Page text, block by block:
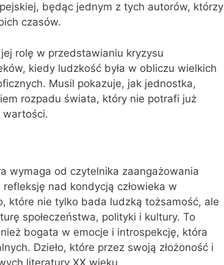
będąc jednym z tych autorów, którzy
czasów.
rolę w przedstawianiu kryzysu
kiedy ludzkość była w obliczu wielkich
Musil pokazuje, jak jednostka,
rozpadu świata, który nie potrafi już
wartości.
wymaga od czytelnika zaangażowania
nad kondycją człowieka w
które nie tylko bada ludzką tożsamość, ale
społeczeństwa, polityki i kultury. To
bogata w emocje i introspekcję, która
Dzieło, które przez swoją złożoność i